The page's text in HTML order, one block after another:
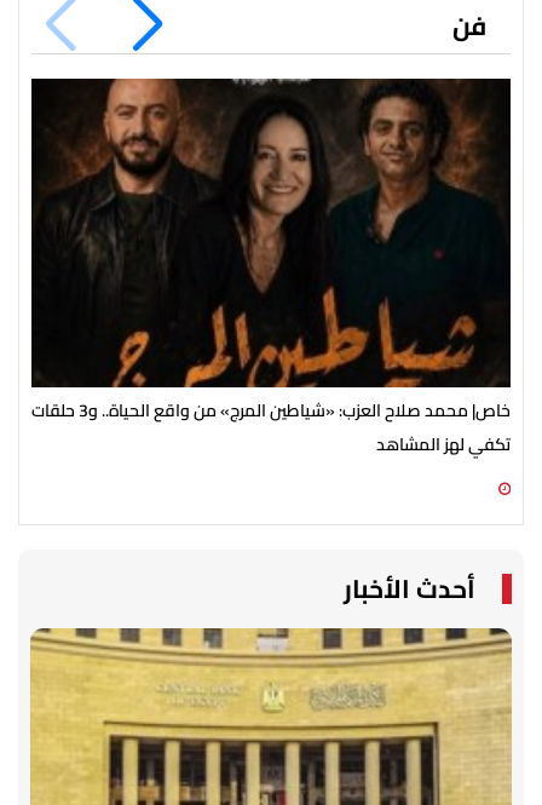
فن
خاص| محمد صلاح العزب: «شياطين المرج» من واقع الحياة.. و3 حلقات
تكفي لهز المشاهد
أحدث الأخبار